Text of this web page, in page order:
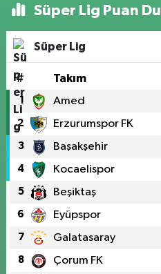
Süper Lig Puan
Süper Lig
# Takım
1 Amed
2 Erzurumspor FK
3 Başakşehir
4 Kocaelispor
5 Beşiktaş
6 Eyüpspor
7 Galatasaray
8 Çorum FK